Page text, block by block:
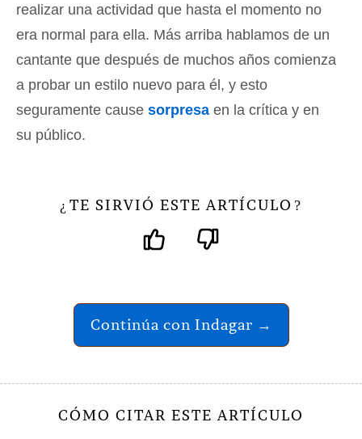
realizar una actividad que hasta el momento no
era normal para ella. Más arriba hablamos de un
cantante que después de muchos años comienza
a probar un estilo nuevo para él, y esto
seguramente cause sorpresa en la crítica y en
su público.
¿ TE SIRVIÓ ESTE ARTÍCULO ?
Continúa con Indagar →
CÓMO CITAR ESTE ARTÍCULO